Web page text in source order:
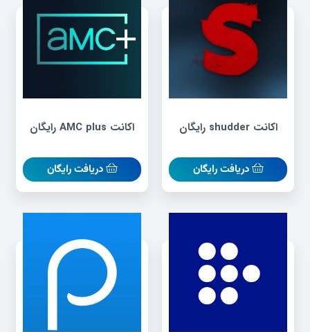
اکانت shudder رایگان
دریافت رایگان
اکانت AMC plus رایگان
دریافت رایگان